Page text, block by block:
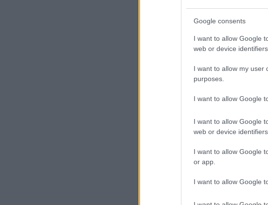
Google consents
I want to allow Google
web or device
I want to allow my user
purposes.
I want to allow Google
I want to allow Google
web or device
I want to allow Google
or app.
I want to allow Google